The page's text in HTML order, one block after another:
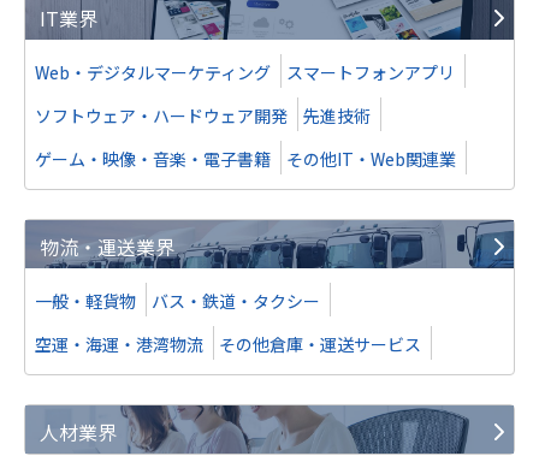
IT業界
Web・デジタルマーケティング
スマートフォンアプリ
ソフトウェア・ハードウェア開発
先進技術
ゲーム・映像・音楽・電子書籍
その他IT・Web関連業
物流・運送業界
一般・軽貨物
バス・鉄道・タクシー
空運・海運・港湾物流
その他倉庫・運送サービス
人材業界